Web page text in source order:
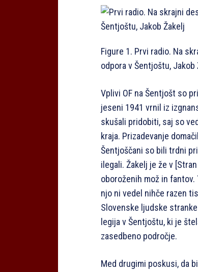
Figure 1. Prvi radio. Na
odpora v Šentjoštu, Jakob
Vplivi OF na Šentjošt so
jeseni 1941 vrnil iz
skušali pridobiti, saj so
kraja. Prizadevanje
Šentjoščani so bili trdni
ilegali. Žakelj je že v
oboroženih mož in fantov.
njo ni vedel nihče razen
Slovenske ljudske
legija v Šentjoštu, ki je
zasedbeno področje.
Med drugimi poskusi, da